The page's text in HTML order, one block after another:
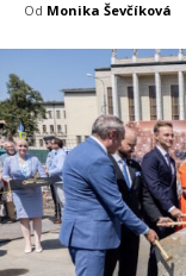
Od Monika Ševčíková